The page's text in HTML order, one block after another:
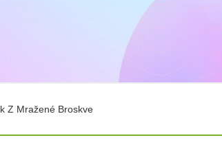
Z Mražené Broskve